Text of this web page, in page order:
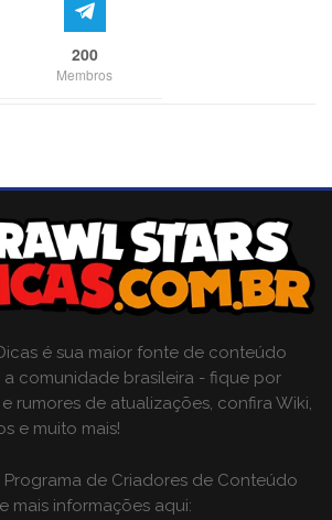
200
Membros
é sua maior fonte de conteúdo
comunidade brasileira - fique por
rumores de atualizações, confira Wiki,
e muito mais!
de Criadores de Conteúdo
mais informações aqui: